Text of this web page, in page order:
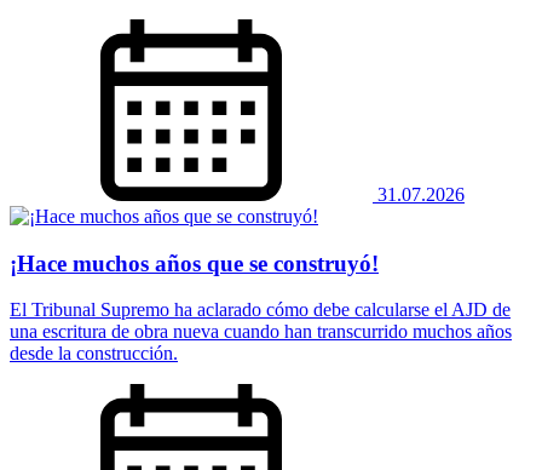
31.07.2026
¡Hace muchos años que se construyó!
El Tribunal Supremo ha aclarado cómo debe calcularse el AJD de
una escritura de obra nueva cuando han transcurrido muchos años
desde la construcción.